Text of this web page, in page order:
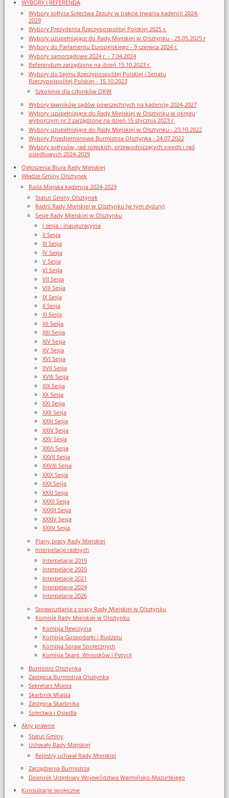
WYBORY I REFERENDA
Wybory sołtysa Sołectwa Zezuty w trakcie trwania kadencji 2024-
2029
Wybory Prezydenta Rzeczypospolitej Polskiej 2025 r.
Wybory uzupełniające do Rady Miejskiej w Olsztynku - 25.05.2025 r
Wybory do Parlamentu Europejskiego - 9 czerwca 2024 r.
Wybory samorządowe 2024 r. - 7.04.2024
Referendum zarządzone na dzień 15.10.2023 r.
Wybory do Sejmu Rzeczypospolitej Polskiej i Senatu
Rzeczypospolitej Polskiej - 15.10.2023
Szkolenie dla członków OKW
Wybory ławników sądów powszechnych na kadencję 2024-2027
Wybory uzupełniające do Rady Miejskiej w Olsztynku w okręgu
wyborczym nr 3 zarządzone na dzień 15 stycznia 2023 r.
Wybory uzupełniające do Rady Miejskiej w Olsztynku - 23.10.2022
Wybory Przedterminowe Burmistrza Olsztynka - 24.07.2022
Wybory sołtysów, rad sołeckich, przewodniczących osiedli i rad
osiedlowych 2024-2029
Ogłoszenia Biura Rady Miejskiej
Władze Gminy Olsztynek
Rada Miejska kadencja 2024-2029
Statut Gminy Olsztynek
Radni Rady Miejskiej w Olsztynku (w tym dyżury)
Sesje Rady Miejskiej w Olsztynku
I sesja - inauguracyjna
II Sesja
III Sesja
IV Sesja
V Sesja
VI Sesja
VII Sesja
VIII Sesja
IX Sesja
X Sesja
XI Sesja
XII Sesja
XIII Sesja
XIV Sesja
XV Sesja
XVI Sesja
XVII Sesja
XVIII Sesja
XIX Sesja
XX Sesja
XXI Sesja
XXII Sesja
XXIII Sesja
XXIV Sesja
XXV Sesja
XXVI Sesja
XXVII Sesja
XXVIII Sesja
XXIX Sesja
XXX Sesja
XXXI Sesja
XXXII Sesja
XXXIII Sesja
XXXIV Sesja
XXXV Sesja
Plany pracy Rady Miejskiej
Interpelacje radnych
Interpelacje 2019
Interpelacje 2020
Interpelacje 2021
Interpelacje 2024
Interpelacje 2026
Sprawozdanie z pracy Rady Miejskiej w Olsztynku
Komisje Rady Miejskiej w Olsztynku
Komisja Rewizyjna
Komisja Gospodarki i Budżetu
Komisja Spraw Społecznych
Komisja Skarg, Wniosków i Petycji
Burmistrz Olsztynka
Zastępca Burmistrza Olsztynka
Sekretarz Miasta
Skarbnik Miasta
Zastępca Skarbnika
Sołectwa i Osiedla
Akty prawne
Statut Gminy
Uchwały Rady Miejskiej
Rejestry uchwał Rady Miejskiej
Zarządzenia Burmistrza
Dziennik Urzędowy Województwa Warmińsko-Mazurskiego
Konsultacje społeczne